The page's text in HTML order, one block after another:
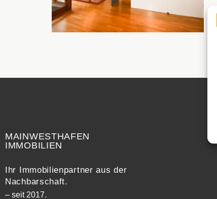
MAINWESTHAFEN
IMMOBILIEN
Ihr Immobilienpartner aus der
Nachbarschaft.
– seit 2017.